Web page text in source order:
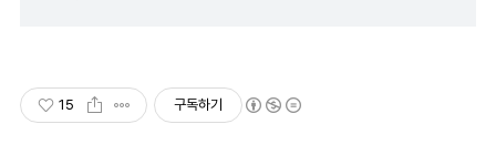
15 구독하기